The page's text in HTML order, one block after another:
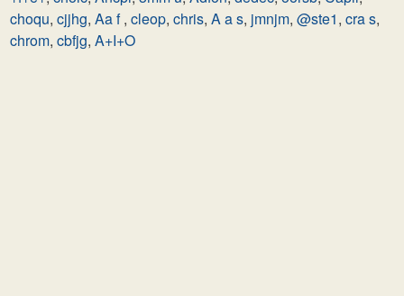
choqu, cjjhg, Aa f, cleop, chris, A a s, jmnjm, @ste1, cra s,
chrom, cbfjg, A+I+O